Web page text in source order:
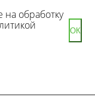
на обработку
ОК